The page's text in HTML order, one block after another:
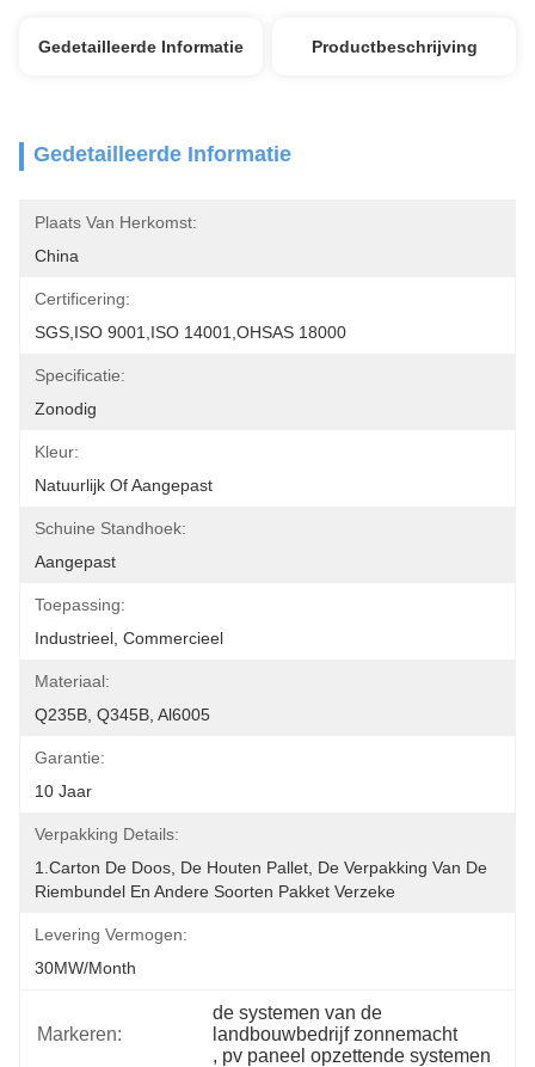
Gedetailleerde Informatie Productbeschrijving
Gedetailleerde Informatie
Plaats Van Herkomst:
China
Certificering:
SGS,ISO 9001,ISO 14001,OHSAS 18000
Specificatie:
Zonodig
Kleur:
Natuurlijk Of Aangepast
Schuine Standhoek:
Aangepast
Toepassing:
Industrieel, Commercieel
Materiaal:
Q235B, Q345B, Al6005
Garantie:
10 Jaar
Verpakking Details:
1.Carton De Doos, De Houten Pallet, De Verpakking Van De
Riembundel En Andere Soorten Pakket Verzeke
Levering Vermogen:
30MW/month
Markeren:
de systemen van de
landbouwbedrijf zonnemacht
, pv paneel opzettende systemen